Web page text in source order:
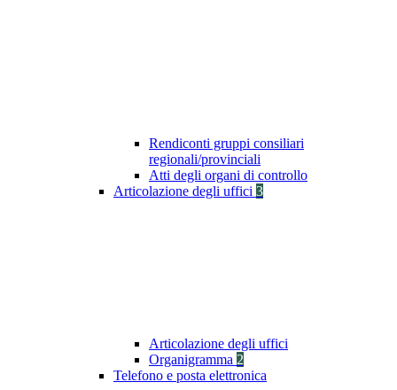
Rendiconti gruppi consiliari
regionali/provinciali
Atti degli organi di controllo
Articolazione degli uffici 3
Articolazione degli uffici
Organigramma 2
Telefono e posta elettronica